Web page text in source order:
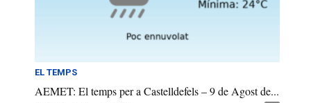
EL TEMPS
AEMET: El temps per a Castelldefels – 9 de Agost de...